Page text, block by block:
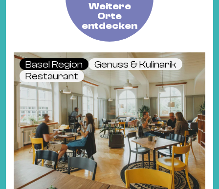
Weitere
Orte
entdecken
Basel Region
Genuss & Kulinarik
Restaurant